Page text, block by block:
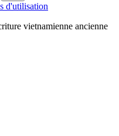
d'utilisation
vietnamienne ancienne